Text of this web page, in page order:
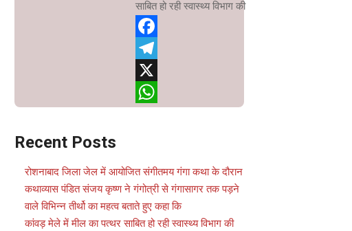
साबित हो रही स्वास्थ्य विभाग की
Facebook
Telegram
X
Recent Posts
रोशनाबाद जिला जेल में आयोजित संगीतमय गंगा कथा के दौरान
कथाव्यास पंडित संजय कृष्ण ने गंगोत्री से गंगासागर तक पड़ने
वाले विभिन्न तीर्थो का महत्व बताते हुए कहा कि
कांवड़ मेले में मील का पत्थर साबित हो रही स्वास्थ्य विभाग की